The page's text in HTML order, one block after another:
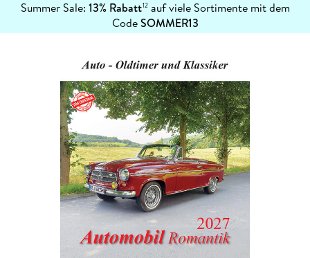
Summer Sale: 13% Rabatt12auf viele Sortimente mit dem
CodeSOMMER13
erfahren